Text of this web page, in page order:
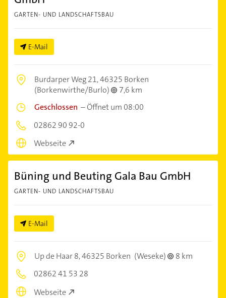
GARTEN- UND LANDSCHAFTSBAU
E-Mail
Burdarper Weg 21,46325 Borken
(Borkenwirthe/Burlo)
7,6 km
Geschlossen –Öffnet um 08:00
02862 90 92-0
Webseite
Büning und Beuting Gala Bau GmbH
GARTEN- UND LANDSCHAFTSBAU
E-Mail
Up de Haar 8,46325 Borken (Weseke)
8 km
02862 41 53 28
Webseite